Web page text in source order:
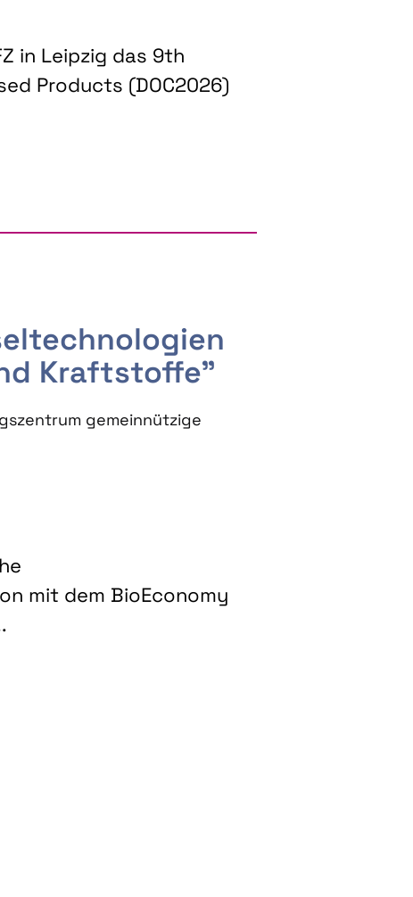
in Leipzig das 9th
Products (DOC2026)
BIOBASED PRODUCTS
Kraftstoffe"
gemeinnützige
mit dem BioEconomy
für biobasierte Produkte und Kraftstoffe"